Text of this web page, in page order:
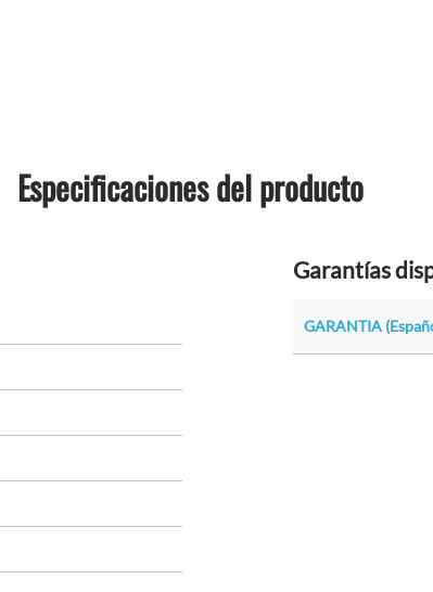
Especificaciones del producto
Garantías
GARANTIA